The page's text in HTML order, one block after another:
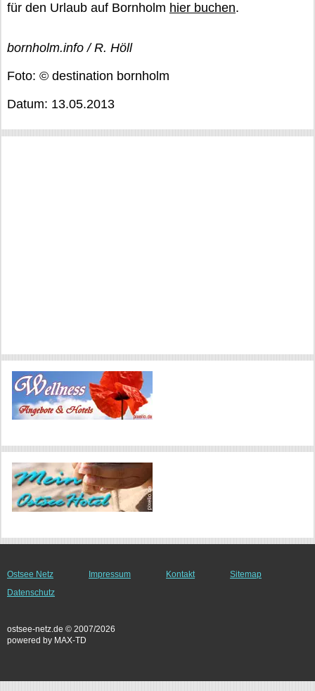
für den Urlaub auf Bornholm hier buchen.
bornholm.info / R. Höll
Foto: © destination bornholm
Datum: 13.05.2013
Ostsee Netz Impressum Kontakt
Sitemap
Datenschutz
ostsee-netz.de © 2007/2026
powered by MAX-TD